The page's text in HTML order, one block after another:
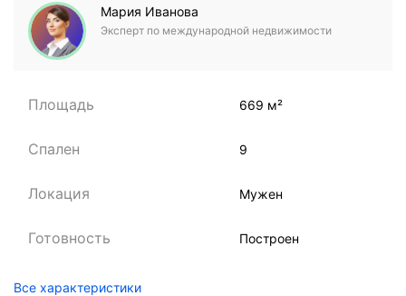
Мария Иванова
Эксперт по международной недвижимости
Площадь 669 м²
Спален 9
Локация Мужен
Готовность Построен
Все характеристики